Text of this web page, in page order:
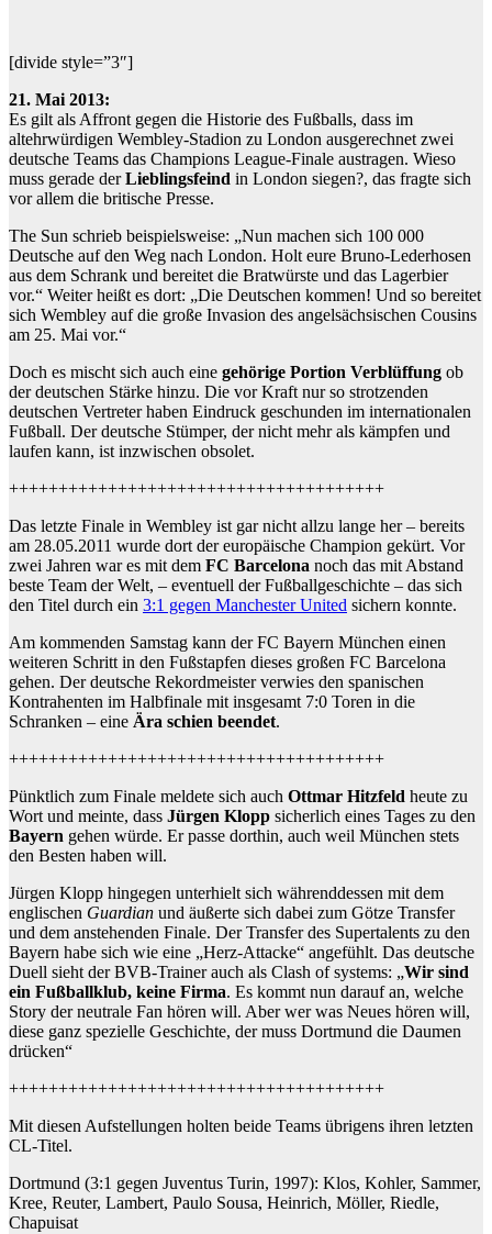
[divide style=”3″]
21. Mai 2013:
Es gilt als Affront gegen die Historie des Fußballs, dass im
altehrwürdigen Wembley-Stadion zu London ausgerechnet zwei
deutsche Teams das Champions League-Finale austragen. Wieso
muss gerade derLieblingsfeind in London siegen?, das fragte sich
vor allem die britische Presse.
The Sun schrieb beispielsweise: „Nun machen sich 100 000
Deutsche auf den Weg nach London. Holt eure Bruno-Lederhosen
aus dem Schrank und bereitet die Bratwürste und das Lagerbier
vor.“ Weiter heißt es dort: „Die Deutschen kommen! Und so bereitet
sich Wembley auf die große Invasion des angelsächsischen Cousins
am 25. Mai vor.“
Doch es mischt sich auch eine gehörige Portion Verblüffung ob
der deutschen Stärke hinzu. Die vor Kraft nur so strotzenden
deutschen Vertreter haben Eindruck geschunden im internationalen
Fußball. Der deutsche Stümper, der nicht mehr als kämpfen und
laufen kann, ist inzwischen obsolet.
++++++++++++++++++++++++++++++++++++++
Das letzte Finale in Wembley ist gar nicht allzu lange her – bereits
am 28.05.2011 wurde dort der europäische Champion gekürt. Vor
zwei Jahren war es mit dem FC Barcelona noch das mit Abstand
beste Team der Welt, – eventuell der Fußballgeschichte – das sich
den Titel durch ein 3:1 gegen Manchester United sichern konnte.
Am kommenden Samstag kann der FC Bayern München einen
weiteren Schritt in den Fußstapfen dieses großen FC Barcelona
gehen. Der deutsche Rekordmeister verwies den spanischen
Kontrahenten im Halbfinale mit insgesamt 7:0 Toren in die
Schranken – eine Ära schien beendet.
++++++++++++++++++++++++++++++++++++++
Pünktlich zum Finale meldete sich auch Ottmar Hitzfeld heute zu
Wort und meinte, dass Jürgen Klopp sicherlich eines Tages zu den
Bayern gehen würde. Er passe dorthin, auch weil München stets
den Besten haben will.
Jürgen Klopp hingegen unterhielt sich währenddessen mit dem
englischen Guardian und äußerte sich dabei zum Götze Transfer
und dem anstehenden Finale. Der Transfer des Supertalents zu den
Bayern habe sich wie eine „Herz-Attacke“ angefühlt. Das deutsche
Duell sieht der BVB-Trainer auch als Clash of systems: „Wir sind
ein Fußballklub, keine Firma. Es kommt nun darauf an, welche
Story der neutrale Fan hören will. Aber wer was Neues hören will,
diese ganz spezielle Geschichte, der muss Dortmund die Daumen
drücken“
++++++++++++++++++++++++++++++++++++++
Mit diesen Aufstellungen holten beide Teams übrigens ihren letzten
CL-Titel.
Dortmund (3:1 gegen Juventus Turin, 1997): Klos, Kohler, Sammer,
Kree, Reuter, Lambert, Paulo Sousa, Heinrich, Möller, Riedle,
Chapuisat